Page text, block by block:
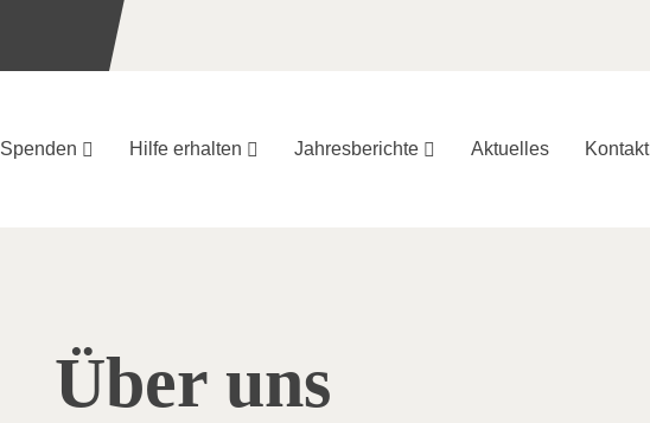
Spenden Hilfe erhalten Jahresberichte Aktuelles Kontakt
Über uns